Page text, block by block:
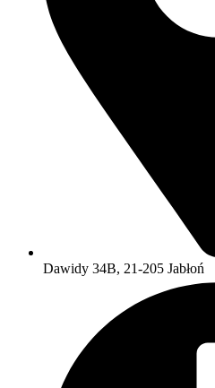
Dawidy 34B, 21-205 Jabłoń